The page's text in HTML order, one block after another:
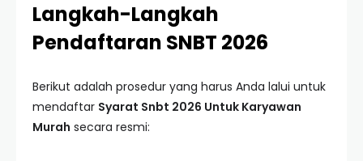
Langkah-Langkah
Pendaftaran SNBT 2026
Berikut adalah prosedur yang harus Anda lalui untuk
mendaftar Syarat Snbt 2026 Untuk Karyawan
Murah secara resmi: